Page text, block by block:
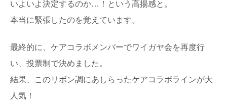
いよいよ決定するのか…！という高揚感と。
本当に緊張したのを覚えています。
最終的に、ケアコラボメンバーでワイガヤ会を再度行
い、投票制で決めました。
結果、このリボン調にあしらったケアコラボラインが大
人気！